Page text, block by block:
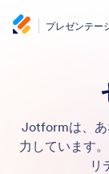
プレゼンテー
Jotformは、あ
力しています
リ